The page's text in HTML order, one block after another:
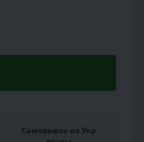
Самовывоз из Укр